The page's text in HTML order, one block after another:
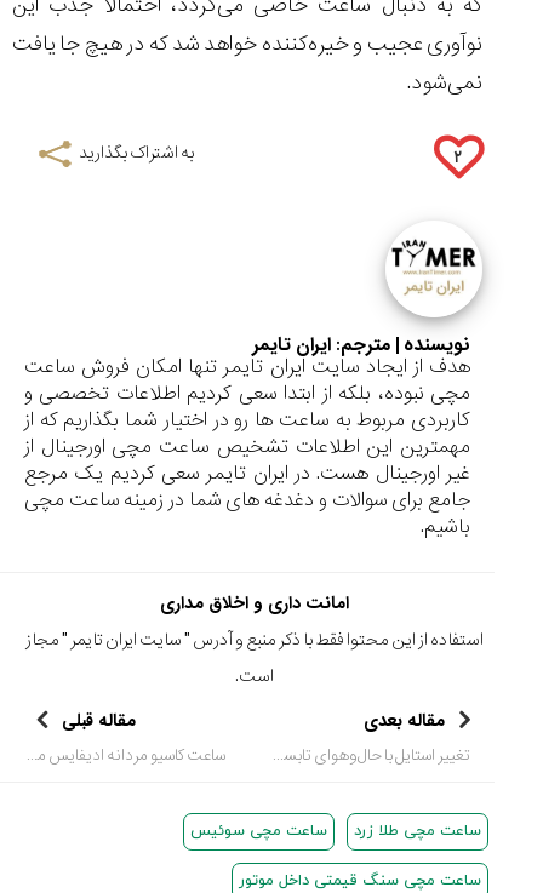
نوآوری عجیب و خیره‌کننده خواهد شد که در هیچ جا یافت
نمی‌شود.
۲ به اشتراک بگذارید
نویسنده | مترجم: ایران تایمر
هدف از ایجاد سایت ایران تایمر تنها امکان فروش ساعت
مچی نبوده، بلکه از ابتدا سعی کردیم اطلاعات تخصصی و
کاربردی مربوط به ساعت ها رو در اختیار شما بگذاریم که از
مهمترین این اطلاعات تشخیص ساعت مچی اورجینال از
غیر اورجینال هست. در ایران تایمر سعی کردیم یک مرجع
جامع برای سوالات و دغدغه های شما در زمینه ساعت مچی
باشیم.
امانت داری و اخلاق مداری
استفاده از این محتوا فقط با ذکر منبع و آدرس "سایت ایران تایمر " مجاز
است.
مقاله بعدی
تغییر استایل با حال‌وهوای تابستان: رونمایی از 4 مدل ساعت کاسیو جی شاک با رنگ‌های منحصربه‌فرد
مقاله قبلی
ساعت کاسیو مردانه ادیفایس مدل ECB-2300HR-1A: پیوند عمیق با دنیای سرعت و مهندسی دقیق
ساعت مچی طلا زرد ساعت مچی سوئیس
ساعت مچی سنگ قیمتی داخل موتور